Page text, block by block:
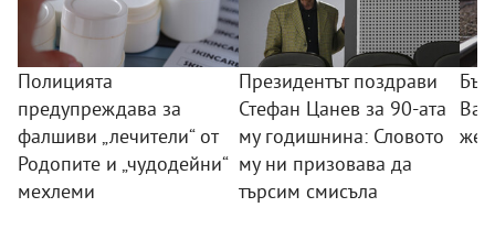
Полицията
предупреждава за
фалшиви „лечители“ от
Родопите и „чудодейни“
мехлеми
Президентът поздрави
Стефан Цанев за 90-ата
му годишнина: Словото
му ни призовава да
търсим смисъла